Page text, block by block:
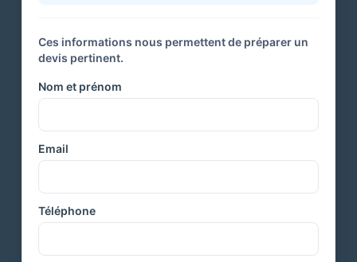
Ces informations nous permettent de préparer un
devis pertinent.
Nom et prénom
Email
Téléphone